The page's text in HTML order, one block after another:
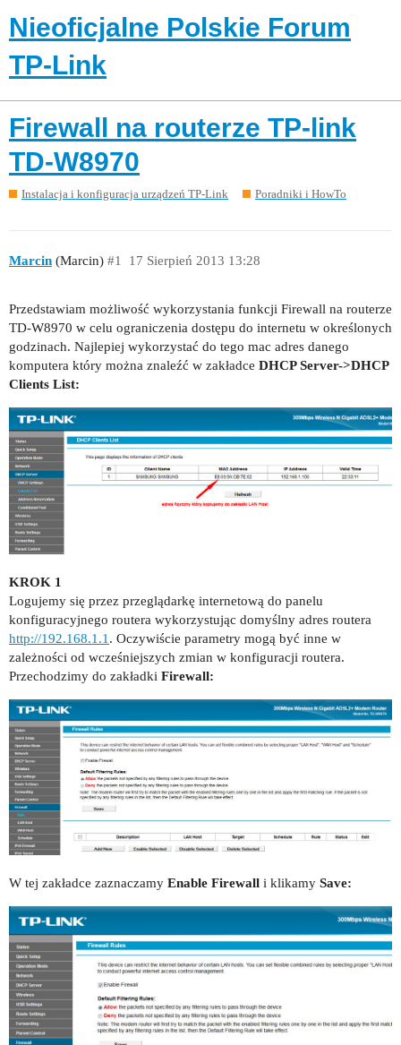
Nieoficjalne Polskie Forum
TP-Link
Firewall na routerze TP-link
TD-W8970
Instalacja i konfiguracja urządzeń TP-Link Poradniki i HowTo
Marcin (Marcin) 17 Sierpień 2013 13:28
#1
Przedstawiam możliwość wykorzystania funkcji Firewall na routerze
TD-W8970 w celu ograniczenia dostępu do internetu w określonych
godzinach. Najlepiej wykorzystać do tego mac adres danego
komputera który można znaleźć w zakładce DHCP Server->DHCP
Clients List:
KROK 1
Logujemy się przez przeglądarkę internetową do panelu
konfiguracyjnego routera wykorzystując domyślny adres routera
http://192.168.1.1 . Oczywiście parametry mogą być inne w
zależności od wcześniejszych zmian w konfiguracji routera.
Przechodzimy do zakładki Firewall:
W tej zakładce zaznaczamy Enable Firewall i klikamy Save: